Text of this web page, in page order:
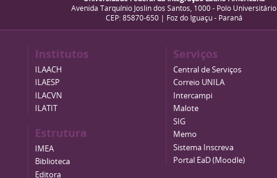
Avenida Tarquínio Joslin dos Santos, 1000 - Polo Universitário
CEP: 85870-650 | Foz do Iguaçu - Paraná
Institutos
ILAACH
ILAESP
ILACVN
ILATIT
Estrutura
IMEA
Biblioteca
Editora
Serviços
Central de Serviços
Correio UNILA
Intercampi
Malote
SIG
Memo
Sistema Inscreva
Portal EaD (Moodle)